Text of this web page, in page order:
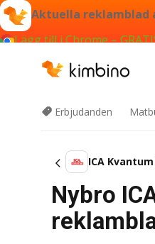
Aktuella reklamblad
Lägg till i Chrome –
Erbjudanden
ICA
Nybro